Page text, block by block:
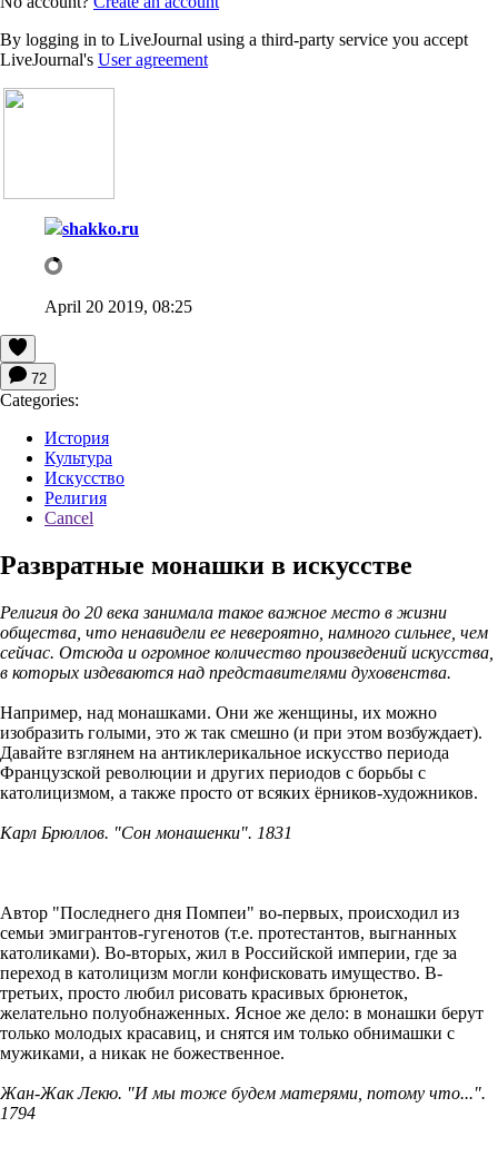
By logging in to LiveJournal using a third-party service you accept
LiveJournal's User agreement
shakko.ru
April 20 2019, 08:25
72
Categories:
История
Культура
Искусство
Религия
Cancel
Развратные монашки в искусстве
Религия до 20 века занимала такое важное место в жизни
общества, что ненавидели ее невероятно, намного сильнее, чем
сейчас. Отсюда и огромное количество произведений искусства,
в которых издеваются над представителями духовенства.
Например, над монашками. Они же женщины, их можно
изобразить голыми, это ж так смешно (и при этом возбуждает).
Давайте взглянем на антиклерикальное искусство периода
Французской революции и других периодов с борьбы с
католицизмом, а также просто от всяких ёрников-художников.
Карл Брюллов. "Сон монашенки". 1831
Автор "Последнего дня Помпеи" во-первых, происходил из
семьи эмигрантов-гугенотов (т.е. протестантов, выгнанных
католиками). Во-вторых, жил в Российской империи, где за
переход в католицизм могли конфисковать имущество. В-
третьих, просто любил рисовать красивых брюнеток,
желательно полуобнаженных. Ясное же дело: в монашки берут
только молодых красавиц, и снятся им только обнимашки с
мужиками, а никак не божественное.
Жан-Жак Лекю. "И мы тоже будем матерями, потому что...".
1794